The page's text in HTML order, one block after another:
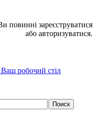
повинні зареєструватися
або авторизуватися.